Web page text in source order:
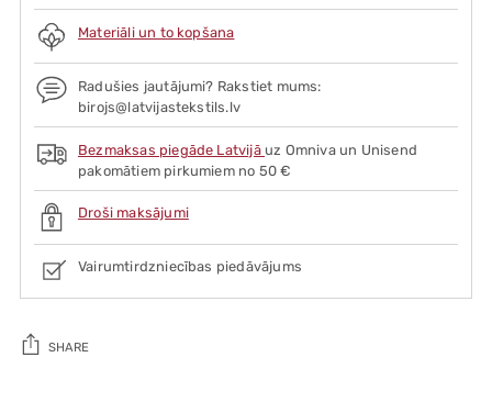
Materiāli un to kopšana
Radušies jautājumi? Rakstiet mums:
birojs@latvijastekstils.lv
Bezmaksas piegāde Latvijā uz Omniva un Unisend
pakomātiem pirkumiem no 50 €
Droši maksājumi
Vairumtirdzniecības piedāvājums
SHARE